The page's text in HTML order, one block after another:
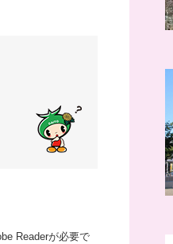
Readerが必要で